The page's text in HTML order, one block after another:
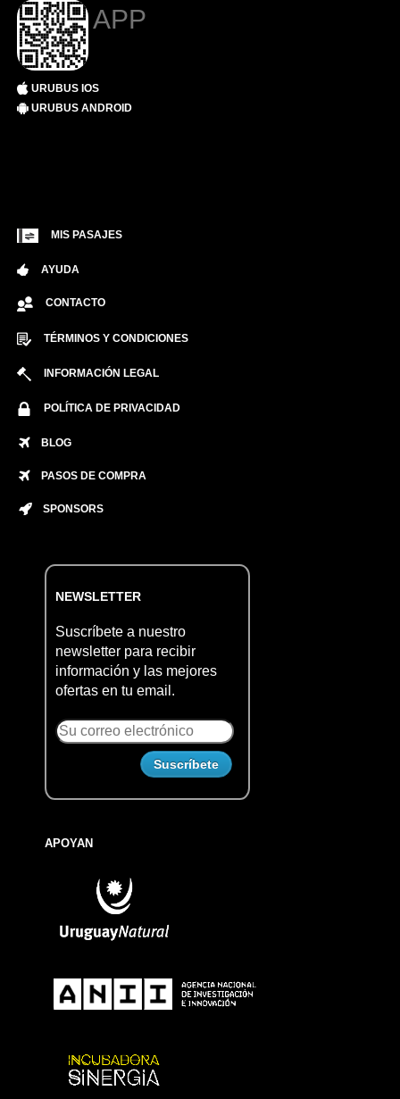
APP
URUBUS IOS
URUBUS ANDROID
MIS PASAJES
AYUDA
CONTACTO
TÉRMINOS Y CONDICIONES
INFORMACIÓN LEGAL
POLÍTICA DE PRIVACIDAD
BLOG
PASOS DE COMPRA
SPONSORS
NEWSLETTER
Suscríbete a nuestro
newsletter para recibir
información y las mejores
ofertas en tu email.
APOYAN